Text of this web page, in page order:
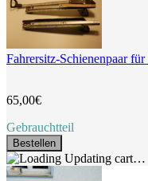
Fahrersitz-Schienenpaar
65,00€
Gebrauchtteil
Bestellen
Updating cart…